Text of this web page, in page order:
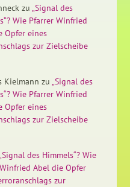
zu „Signal des
Wie Pfarrer Winfried
Opfer eines
zur Zielscheibe
Kielmann zu „Signal des
Wie Pfarrer Winfried
Opfer eines
zur Zielscheibe
des Himmels“? Wie
Abel die Opfer
zur